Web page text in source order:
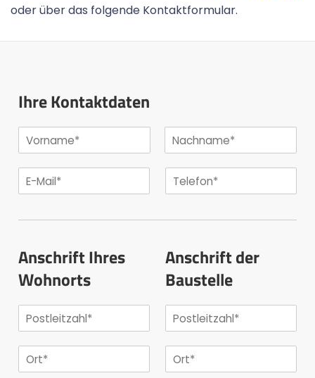
oder über das folgende Kontaktformular.
Ihre Kontaktdaten
Anschrift Ihres
Wohnorts
Anschrift der
Baustelle